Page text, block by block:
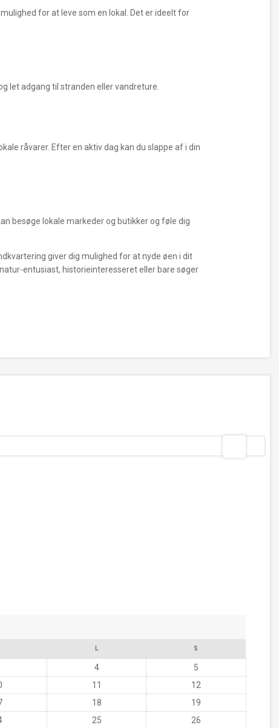
for at leve som en lokal. Det er ideelt for
let adgang til stranden eller vandreture.
råvarer. Efter en aktiv dag kan du slappe af i din
besøge lokale markeder og butikker og føle dig
giver dig mulighed for at nyde øen i dit
entusiast, historieinteresseret eller bare søger
L S
4
5
11
12
18
19
25
26